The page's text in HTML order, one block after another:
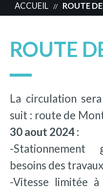
ACCUEIL // ROUTE
ROUTE
La circulation
suit : route de
30 aout 2024 :
-
besoins des
-Vitesse limitée